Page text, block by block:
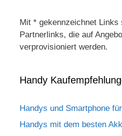
Mit * gekennzeichnet Links
Partnerlinks, die auf
verprovisioniert werden.
Handy
Handys und Smartphone
Handys mit dem besten